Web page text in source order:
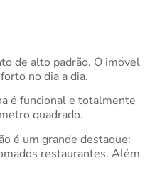
de alto padrão. O imóvel
no dia a dia.
é funcional e totalmente
quadrado.
é um grande destaque:
restaurantes. Além